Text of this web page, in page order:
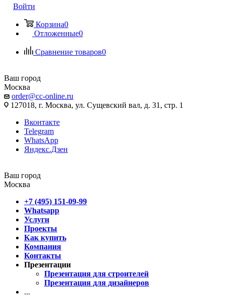
Войти
Корзина0
Отложенные0
Сравнение товаров0
Ваш город
Москва
order@cc-online.ru
127018, г. Москва, ул. Сущевский вал, д. 31, стр. 1
Вконтакте
Telegram
WhatsApp
Яндекс.Дзен
Ваш город
Москва
+7 (495) 151-09-99
Whatsapp
Услуги
Проекты
Как купить
Компания
Контакты
Презентации
Презентация для строителей
Презентация для дизайнеров
...